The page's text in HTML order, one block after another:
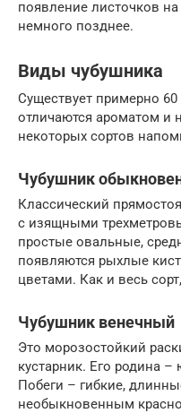
появление листочков
немного позднее.
Виды чубушника
Существует примерно
отличаются ароматом
некоторых сортов
Чубушник
Классический
с изящными
простые овальные,
появляются рыхлые
цветами. Как и весь
Чубушник венечный
Это морозостойкий
кустарник. Его родина
Побеги – гибкие,
необыкновенным